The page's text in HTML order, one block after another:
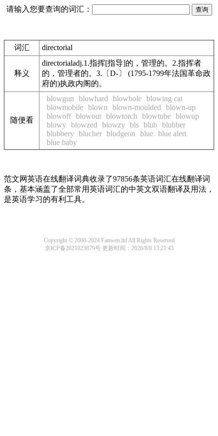
请输入您要查询的词汇：
词汇 directorial
释义
directorialadj.1.指挥[指导]的，管理的。2.指挥者
的，管理者的。3.〔D-〕 (1795-1799年法国革命政
府的)执政内阁的。
随便看
blowgun blowhard blowhole blowing cat
blowmobile blown blown-moulded
blown-up
blowoff blowout blowtorch blowtube blowup
blowy blowzed blowzy bls blub blubber
blubbery blucher bludgeon blue blue alert
blue baby
范文网英语在线翻译词典收录了97856条英语词汇在线翻译词
条，基本涵盖了全部常用英语词汇的中英文双语翻译及用法，
是英语学习的有利工具。
Copyright © 2000-2024 Fanwen.ltd All Rights Reserved
京ICP备2021023879号更新时间：2026/8/8 13:21:43